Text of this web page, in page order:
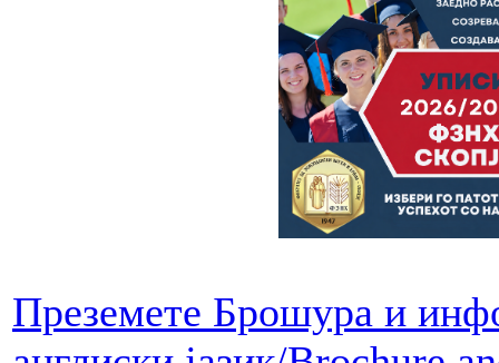
Преземете Брошура и